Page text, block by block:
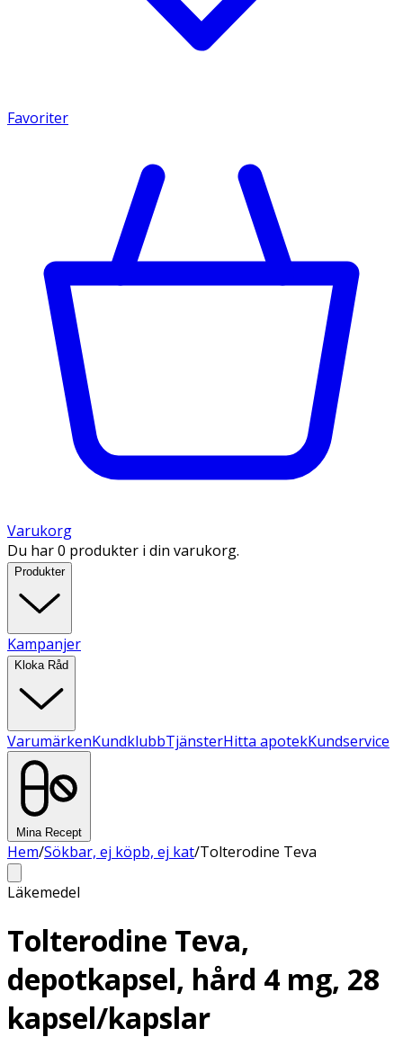
Favoriter
Varukorg
Du har 0 produkter i din varukorg.
Produkter
Kampanjer
Kloka Råd
VarumärkenKundklubbTjänsterHitta apotekKundservice
Mina Recept
Hem/Sökbar, ej köpb, ej kat/Tolterodine Teva
Läkemedel
Tolterodine Teva,
depotkapsel, hård 4 mg, 28
kapsel/kapslar